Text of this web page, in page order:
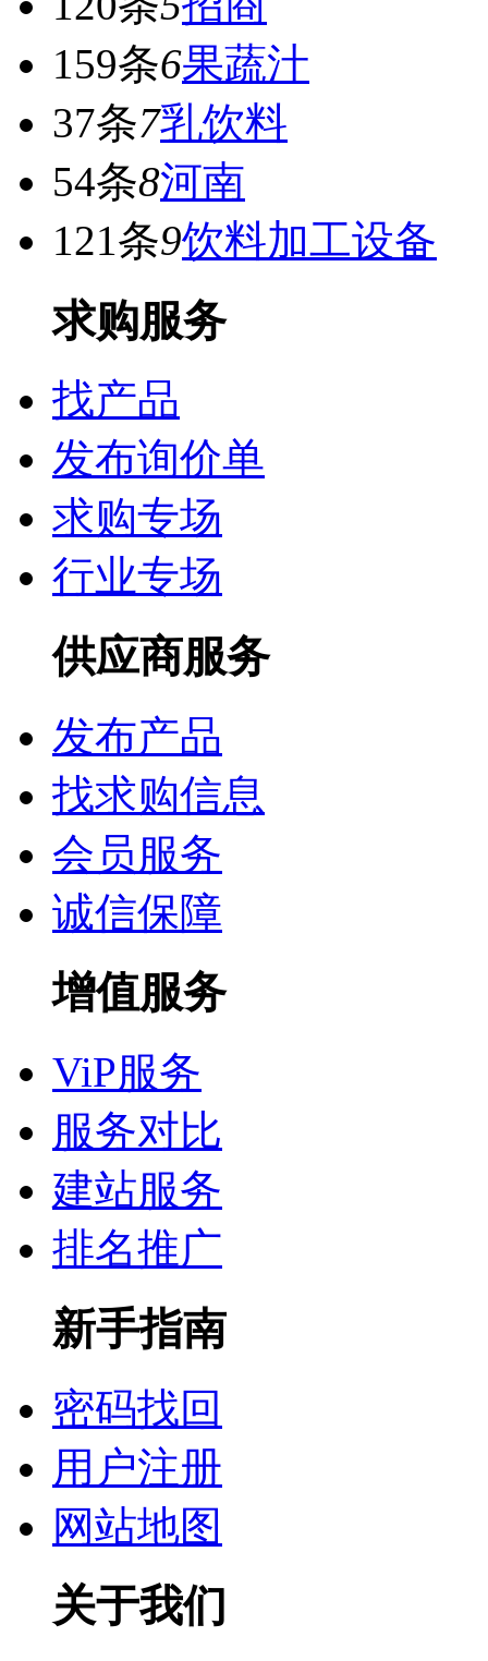
159条6果蔬汁
37条7乳饮料
54条8河南
121条9饮料加工设备
求购服务
找产品
发布询价单
求购专场
行业专场
供应商服务
发布产品
找求购信息
会员服务
诚信保障
增值服务
ViP服务
服务对比
建站服务
排名推广
新手指南
密码找回
用户注册
网站地图
关于我们